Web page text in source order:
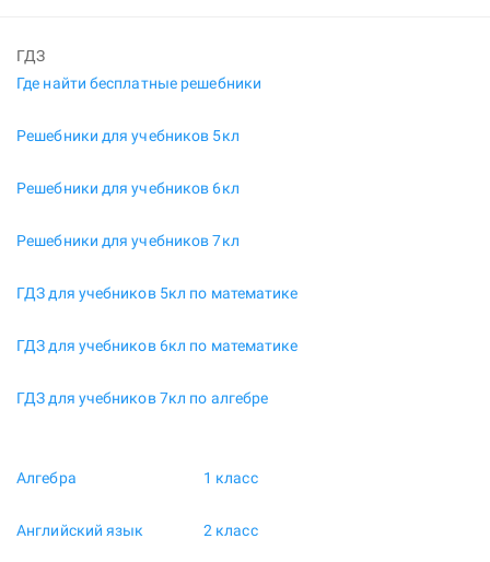
ГДЗ
Где найти бесплатные решебники
Решебники для учебников 5кл
Решебники для учебников 6кл
Решебники для учебников 7кл
ГДЗ для учебников 5кл по математике
ГДЗ для учебников 6кл по математике
ГДЗ для учебников 7кл по алгебре
Алгебра
Английский язык
1 класс
2 класс